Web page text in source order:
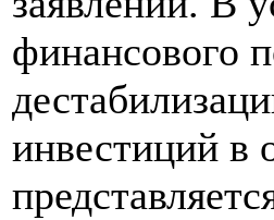
финансового
инвестиций в